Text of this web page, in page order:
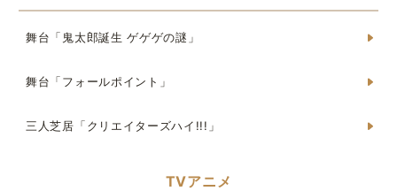
舞台「鬼太郎誕生 ゲゲゲの謎」
舞台「フォールポイント」
三人芝居「クリエイターズハイ!!!」
TVアニメ